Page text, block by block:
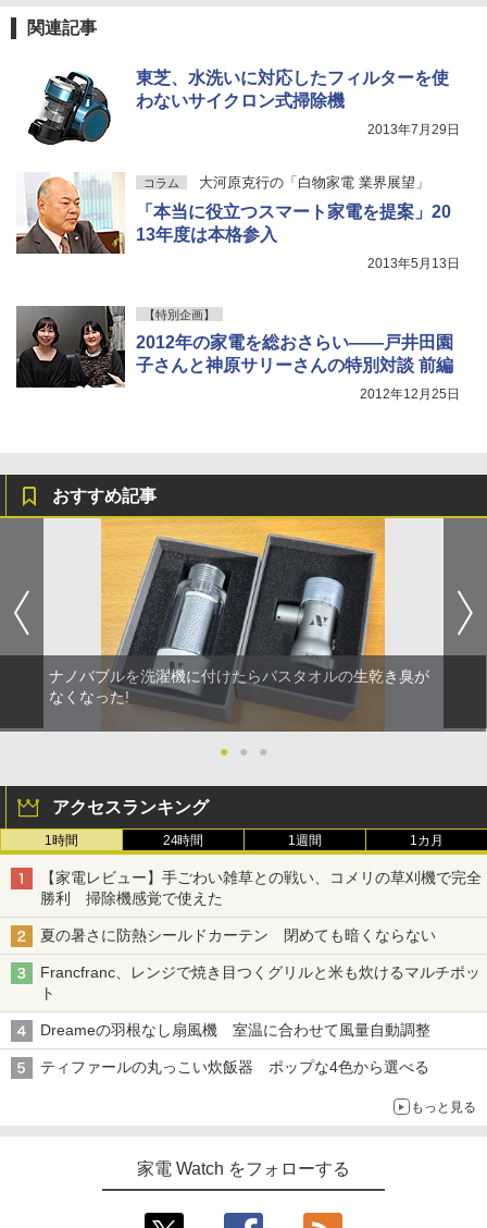
関連記事
東芝、水洗いに対応したフィルターを使
わないサイクロン式掃除機
2013年7月29日
コラム 大河原克行の「白物家電 業界展望」
「本当に役立つスマート家電を提案」20
13年度は本格参入
2013年5月13日
【特別企画】
2012年の家電を総おさらい――戸井田園
子さんと神原サリーさんの特別対談 前編
2012年12月25日
おすすめ記事
ナノバブルを洗濯機に付けたらバスタオルの生乾き臭が
なくなった!
● ● ●
アクセスランキング
1時間 24時間 1週間 1カ月
【家電レビュー】手ごわい雑草との戦い、コメリの草刈機で完全
勝利 掃除機感覚で使えた
夏の暑さに防熱シールドカーテン 閉めても暗くならない
Francfranc、レンジで焼き目つくグリルと米も炊けるマルチポッ
ト
Dreameの羽根なし扇風機 室温に合わせて風量自動調整
ティファールの丸っこい炊飯器 ポップな4色から選べる
もっと見る
家電 Watch をフォローする